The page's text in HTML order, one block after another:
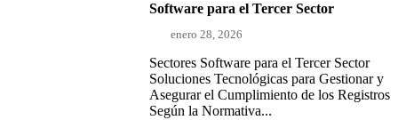
Software para el Tercer Sector
enero 28, 2026
Sectores Software para el Tercer Sector
Soluciones Tecnológicas para Gestionar y
Asegurar el Cumplimiento de los Registros
Según la Normativa...